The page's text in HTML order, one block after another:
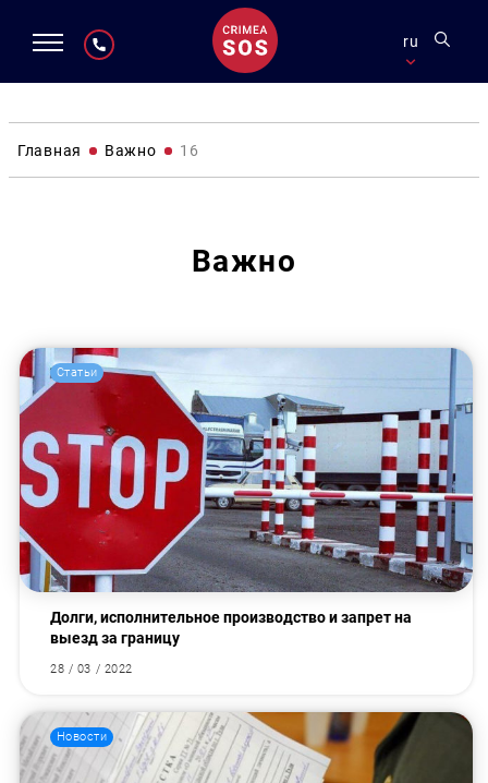
ru
Главная Важно 16
Важно
Статьи
Долги, исполнительное производство и запрет на
выезд за границу
28 / 03 / 2022
Новости